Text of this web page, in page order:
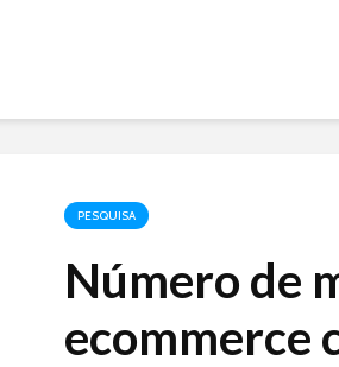
PESQUISA
Número de
ecommerce